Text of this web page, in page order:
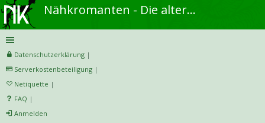
Nähkromanten - Die alternative Näh- und DIY-Community
Datenschutzerklärung |
Serverkostenbeteiligung |
Netiquette |
FAQ |
Anmelden